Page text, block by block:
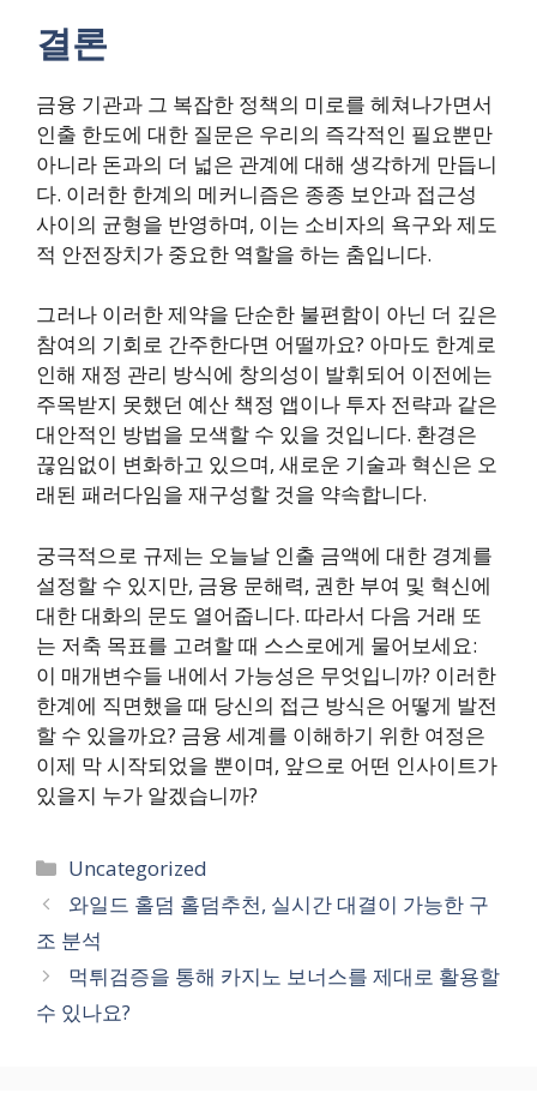
결론
금융 기관과 그 복잡한 정책의 미로를 헤쳐나가면서
인출 한도에 대한 질문은 우리의 즉각적인 필요뿐만
아니라 돈과의 더 넓은 관계에 대해 생각하게 만듭니
다. 이러한 한계의 메커니즘은 종종 보안과 접근성
사이의 균형을 반영하며, 이는 소비자의 욕구와 제도
적 안전장치가 중요한 역할을 하는 춤입니다.
그러나 이러한 제약을 단순한 불편함이 아닌 더 깊은
참여의 기회로 간주한다면 어떨까요? 아마도 한계로
인해 재정 관리 방식에 창의성이 발휘되어 이전에는
주목받지 못했던 예산 책정 앱이나 투자 전략과 같은
대안적인 방법을 모색할 수 있을 것입니다. 환경은
끊임없이 변화하고 있으며, 새로운 기술과 혁신은 오
래된 패러다임을 재구성할 것을 약속합니다.
궁극적으로 규제는 오늘날 인출 금액에 대한 경계를
설정할 수 있지만, 금융 문해력, 권한 부여 및 혁신에
대한 대화의 문도 열어줍니다. 따라서 다음 거래 또
는 저축 목표를 고려할 때 스스로에게 물어보세요:
이 매개변수들 내에서 가능성은 무엇입니까? 이러한
한계에 직면했을 때 당신의 접근 방식은 어떻게 발전
할 수 있을까요? 금융 세계를 이해하기 위한 여정은
이제 막 시작되었을 뿐이며, 앞으로 어떤 인사이트가
있을지 누가 알겠습니까?
Categories
Uncategorized
와일드 홀덤 홀덤추천, 실시간 대결이 가능한 구
조 분석
먹튀검증을 통해 카지노 보너스를 제대로 활용할
수 있나요?